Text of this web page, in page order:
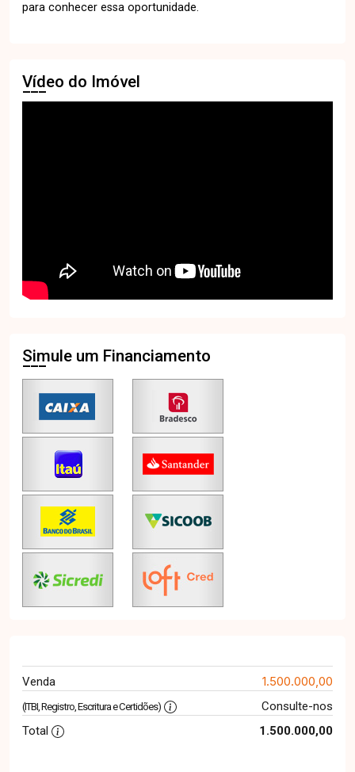
para conhecer essa oportunidade.
Vídeo do Imóvel
Simule um Financiamento
Venda 1.500.000,00
(ITBI, Registro, Escritura e Certidões)
Consulte-nos
Total
1.500.000,00